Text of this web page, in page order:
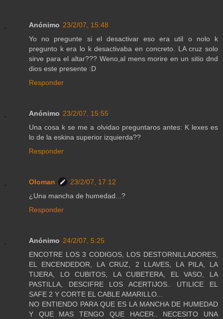
Anónimo 23/2/07, 15:48
Yo no pregunte si el desactivar eso era util o nolo k
pregunto k era lo k desactivaba en concreto. LA cruz solo
sirve para el altar??? Weno,al mens morire en un sitio dnd
dios este presente :D
Responder
Anónimo 23/2/07, 15:55
Una cosa k se me a olvidao preguntaros antes: K lexes es
lo de la eskina superior izquierda??
Responder
Oloman
23/2/07, 17:12
¿Una mancha de humedad...?
Responder
Anónimo 24/2/07, 5:25
ENCOTRE LOS 3 CODIGOS, LOS DESTORNILLADORES,
EL ENCENDEDOR, LA CRUZ, 2 LLAVES, LA PILA, LA
TIJERA, LO CUBITOS, LA CUBETERA, EL VASO, LA
PASTILLA, DESCIFRE LOS ACERTIJOS.. UTILICE EL
SAFE 2 Y CORTE EL CABLE AMARILLO...
NO ENTIENDO PARA QUE ES LA MANCHA DE HUMEDAD
Y QUE MAS TENGO QUE HACER.. NECESITO UNA